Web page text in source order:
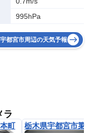
995hPa
都宮市周辺の天気予報
ラ
町